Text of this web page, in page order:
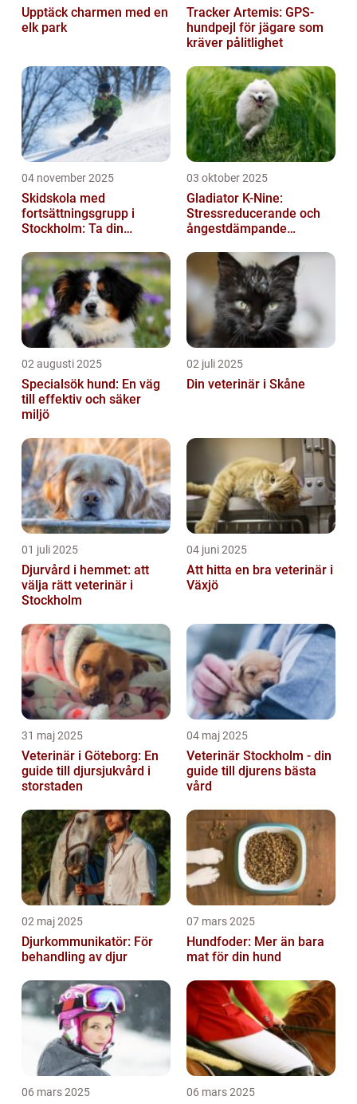
Upptäck charmen med en
elk park
Tracker Artemis: GPS-
hundpejl för jägare som
kräver pålitlighet
04 november 2025
Skidskola med
fortsättningsgrupp i
Stockholm: Ta din
03 oktober 2025
Gladiator K-Nine:
Stressreducerande och
ångestdämpande
02 augusti 2025
Specialsök hund: En väg
till effektiv och säker
miljö
02 juli 2025
Din veterinär i Skåne
01 juli 2025
Djurvård i hemmet: att
välja rätt veterinär i
Stockholm
04 juni 2025
Att hitta en bra veterinär i
Växjö
31 maj 2025
Veterinär i Göteborg: En
guide till djursjukvård i
storstaden
04 maj 2025
Veterinär Stockholm - din
guide till djurens bästa
vård
02 maj 2025
Djurkommunikatör: För
behandling av djur
07 mars 2025
Hundfoder: Mer än bara
mat för din hund
06 mars 2025 06 mars 2025